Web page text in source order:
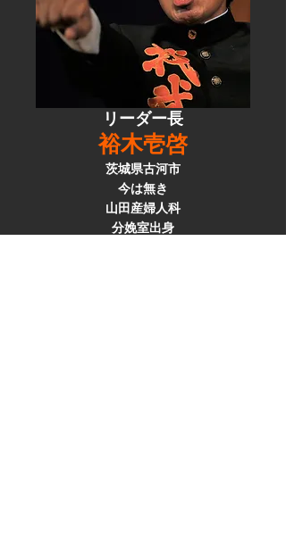
リーダー長
裕木壱啓
茨城県古河市
今は無き
山田産婦人科
​分娩室出身